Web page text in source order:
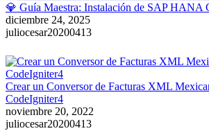
💎 Guía Maestra: Instalación de SAP HANA
diciembre 24, 2025
juliocesar20200413
Crear un Conversor de Facturas XML
CodeIgniter4
noviembre 20, 2022
juliocesar20200413